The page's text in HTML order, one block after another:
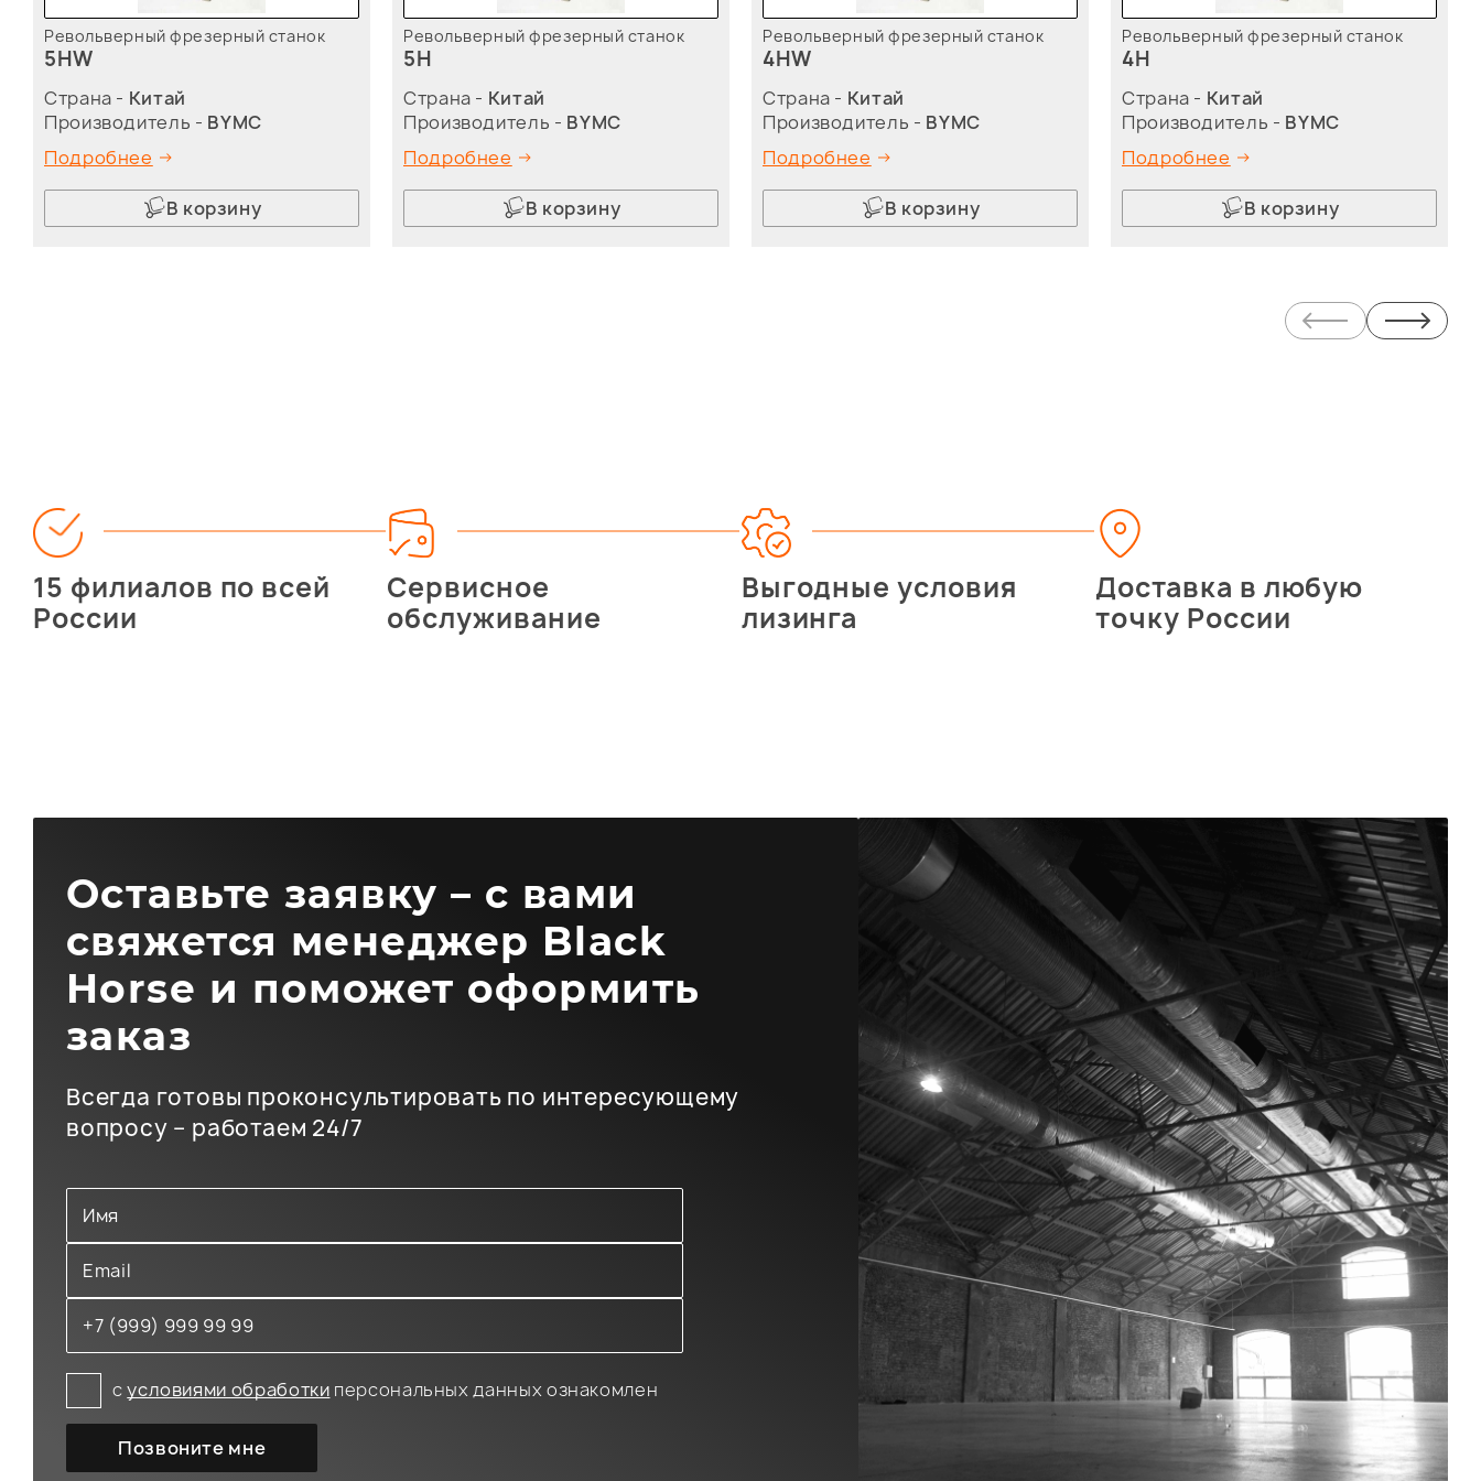
Револьверный фрезерный станок
5HW
Страна - Китай
Производитель - BYMC
Подробнее
В корзину
Револьверный фрезерный станок
5H
Страна - Китай
Производитель - BYMC
Подробнее
В корзину
Револьверный фрезерный станок
4HW
Страна - Китай
Производитель - BYMC
Подробнее
В корзину
Револьверный фрезерный станок
4H
Страна - Китай
Производитель - BYMC
Подробнее
В корзину
15 филиалов по всей
России
Сервисное
обслуживание
Выгодные условия
лизинга
Доставка в любую
точку России
Оставьте заявку – с вами
свяжется менеджер Black
Horse и поможет оформить
заказ
Всегда готовы проконсультировать по интересующему
вопросу – работаем 24/7
сусловиями обработки персональных данных ознакомлен